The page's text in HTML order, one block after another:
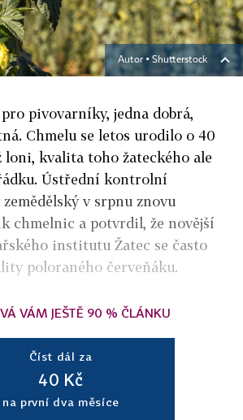
Autor ▪ Shutterstock
pivovarníky, jedna dobrá,
Chmelu se letos urodilo o 40
loni, kvalita toho žateckého ale
Ústřední kontrolní
v srpnu znovu
chmelnic a potvrdil, že novější
institutu Žatec se často
poloraného červeňáku.
VÁM JEŠTĚ 90 % ČLÁNKU
Číst dál za
40 Kč
na první dva měsíce